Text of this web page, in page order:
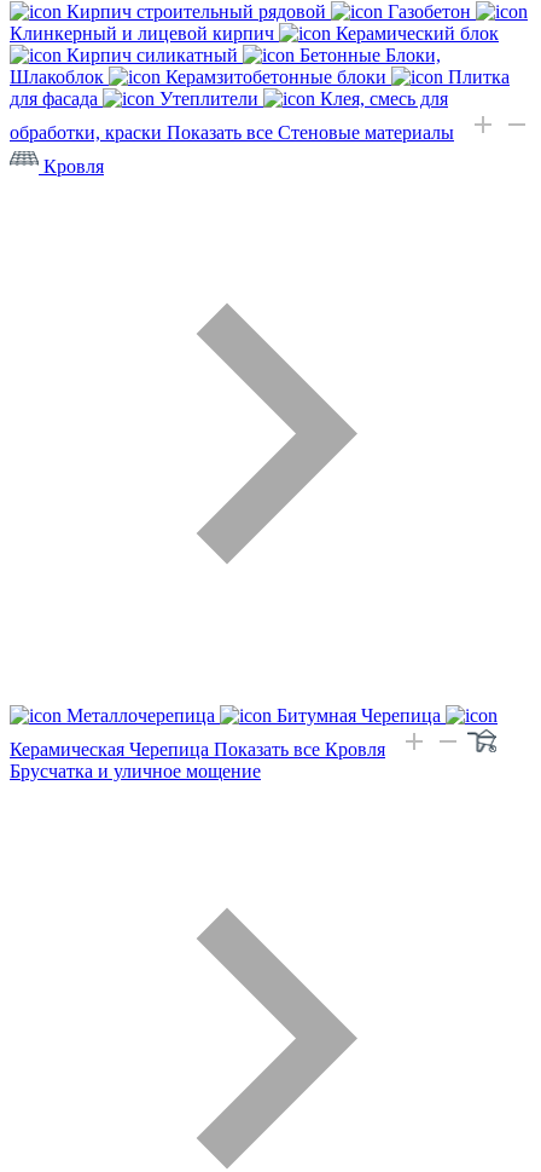
Кирпич строительный рядовой
Газобетон
Клинкерный и лицевой кирпич
Керамический блок
Кирпич силикатный
Бетонные Блоки,
Шлакоблок
Керамзитобетонные блоки
Плитка
для фасада
Утеплители
Клея, смесь для
обработки, краски Показать все Стеновые материалы
Кровля
Металлочерепица
Битумная Черепица
Керамическая Черепица Показать все Кровля
Брусчатка и уличное мощение